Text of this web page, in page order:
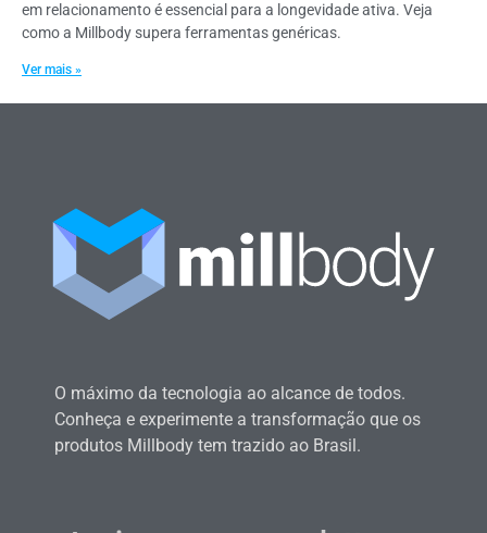
em relacionamento é essencial para a longevidade ativa. Veja
como a Millbody supera ferramentas genéricas.
Ver mais »
O máximo da tecnologia ao alcance de todos.
Conheça e experimente a transformação que os
produtos Millbody tem trazido ao Brasil.